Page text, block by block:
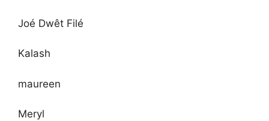
Joé Dwêt Filé
Kalash
maureen
Meryl